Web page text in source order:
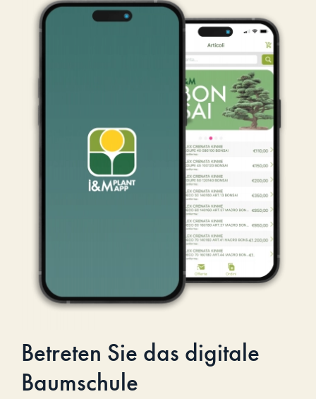
Betreten Sie das digitale
Baumschule